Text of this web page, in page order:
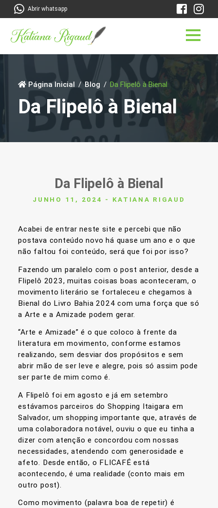
Abrir whatsapp
Página Inicial Blog Da Flipelô à Bienal
Da Flipelô à Bienal
Da Flipelô à Bienal
JUNHO 11, 2024 - KATIANA RIGAUD
Acabei de entrar neste site e percebi que não
postava conteúdo novo há quase um ano e o que
não faltou foi conteúdo, será que foi por isso?
Fazendo um paralelo com o post anterior, desde a
Flipelô 2023, muitas coisas boas aconteceram, o
movimento literário se fortaleceu e chegamos à
Bienal do Livro Bahia 2024 com uma força que só
a Arte e a Amizade podem gerar.
“Arte e Amizade” é o que coloco à frente da
literatura em movimento, conforme estamos
realizando, sem desviar dos propósitos e sem
abrir mão de ser leve e alegre, pois só assim pode
ser parte de mim como é.
A Flipelô foi em agosto e já em setembro
estávamos parceiros do Shopping Itaigara em
Salvador, um shopping importante que, através de
uma colaboradora notável, ouviu o que eu tinha a
dizer com atenção e concordou com nossas
necessidades, atendendo com generosidade e
afeto. Desde então, o FLICAFÉ está
acontecendo, é uma realidade (conto mais em
outro post).
Como movimento (palavra boa de repetir) é